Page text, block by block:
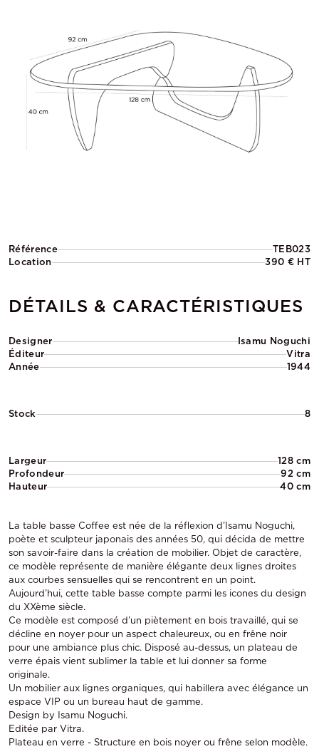
Référence
TEB023
Location
390 € HT
DÉTAILS & CARACTÉRISTIQUES
Designer
Isamu Noguchi
Éditeur
Vitra
Année
1944
Stock 8
Largeur
128 cm
Profondeur
92 cm
Hauteur
40 cm
La table basse Coffee est née de la réflexion d’Isamu Noguchi,
poète et sculpteur japonais des années 50, qui décida de mettre
son savoir-faire dans la création de mobilier. Objet de caractère,
ce modèle représente de manière élégante deux lignes droites
aux courbes sensuelles qui se rencontrent en un point.
Aujourd’hui, cette table basse compte parmi les icones du design
du XXème siècle.
Ce modèle est composé d’un piètement en bois travaillé, qui se
décline en noyer pour un aspect chaleureux, ou en frêne noir
pour une ambiance plus chic. Disposé au-dessus, un plateau de
verre épais vient sublimer la table et lui donner sa forme
originale.
Un mobilier aux lignes organiques, qui habillera avec élégance un
espace VIP ou un bureau haut de gamme.
Design by Isamu Noguchi.
Editée par Vitra.
Plateau en verre - Structure en bois noyer ou frêne selon modèle.